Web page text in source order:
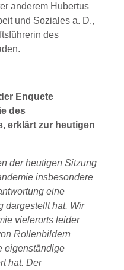
anderem Hubertus
und Soziales a. D.,
des
Enquete
des
erklärt zur heutigen
der heutigen Sitzung
insbesondere
eine
dargestellt hat. Wir
vielerorts leider
Rollenbildern
eigenständige
hat. Der